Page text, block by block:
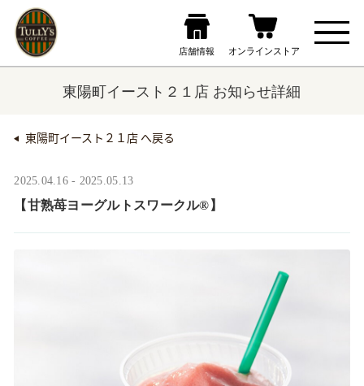
東陽町イースト２１店 お知らせ詳細
東陽町イースト２１店 へ戻る
2025.04.16 - 2025.05.13
【甘熟苺ヨーグルトスワークル®】